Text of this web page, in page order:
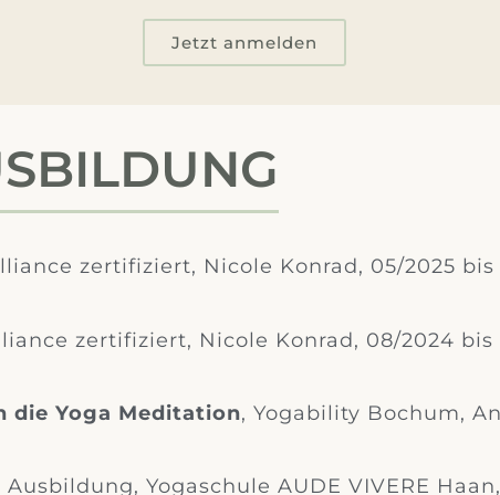
Jetzt anmelden
zertifiziert, Nicole Konrad, 05/2025 bis
zertifiziert, Nicole Konrad, 08/2024 bis
die Yoga Meditation, Yogability Bochum,
Yogaschule AUDE VIVERE Haan,